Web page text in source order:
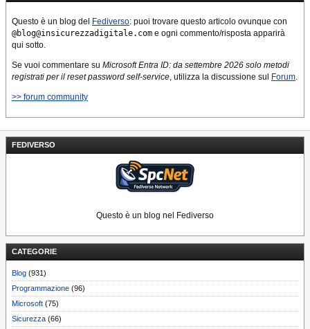
FEDIVERSO
Questo è un blog nel Fediverso
CATEGORIE
Blog (931)
Programmazione (96)
Microsoft (75)
Sicurezza (66)
Questo è un blog del Fediverso: puoi trovare questo articolo ovunque con
@blog@insicurezzadigitale.com e ogni commento/risposta apparirà
qui sotto.
Se vuoi commentare su Microsoft Entra ID: da settembre 2026 solo metodi
registrati per il reset password self-service, utilizza la discussione sul Forum.
>> forum community